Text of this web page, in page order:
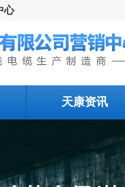
心
天康资讯